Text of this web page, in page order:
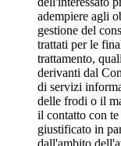
adempiere agli
gestione del
trattati per le
trattamento,
derivanti dal
di servizi
delle frodi o il
il contatto con
giustificato in
dall'ambito